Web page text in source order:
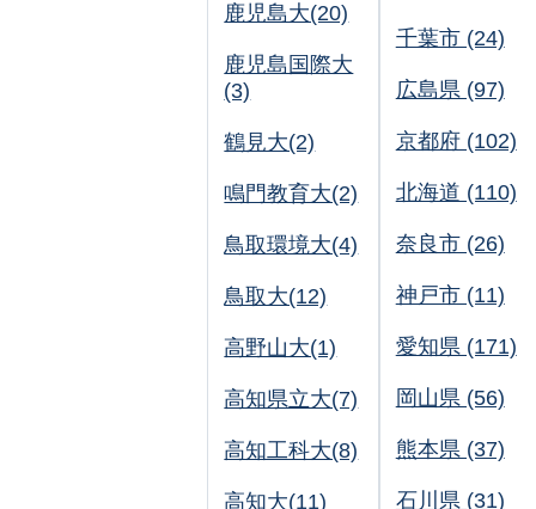
鹿児島大(20)
鹿児島国際大
(3)
鶴見大(2)
鳴門教育大(2)
鳥取環境大(4)
鳥取大(12)
高野山大(1)
高知県立大(7)
高知工科大(8)
高知大(11)
千葉市 (24)
広島県 (97)
京都府 (102)
北海道 (110)
奈良市 (26)
神戸市 (11)
愛知県 (171)
岡山県 (56)
熊本県 (37)
石川県 (31)